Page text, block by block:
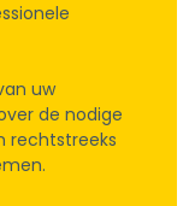
uw
de nodige
rechtstreeks